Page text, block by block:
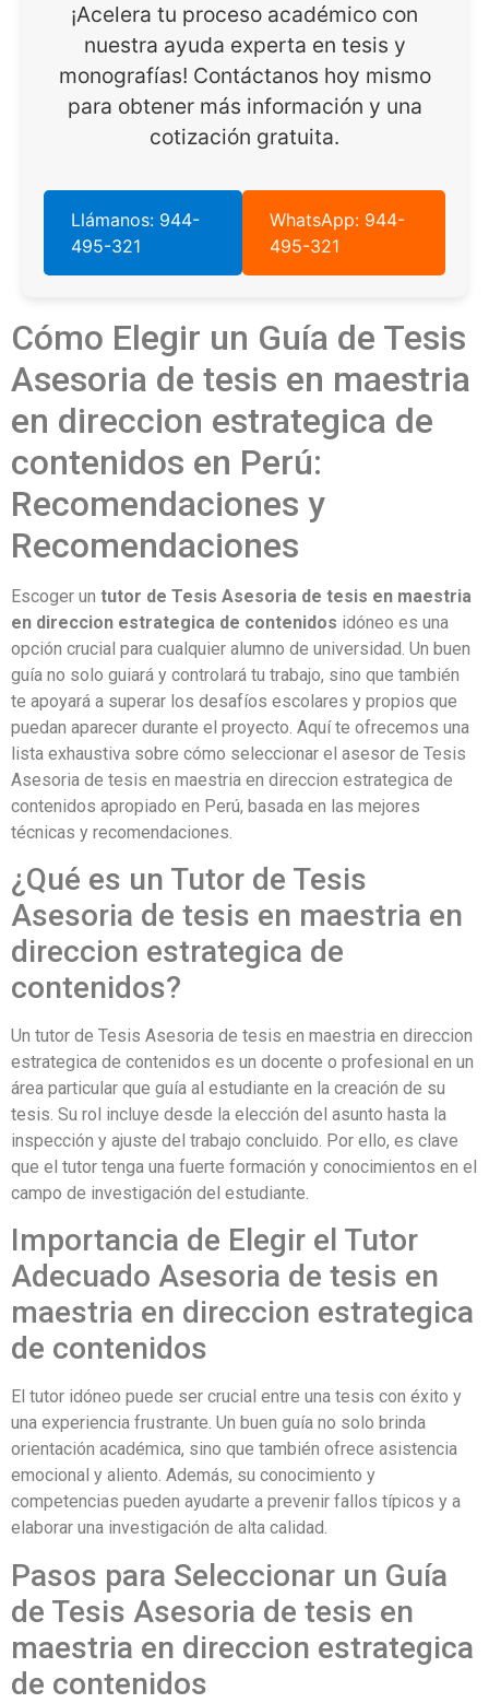
¡Acelera tu proceso académico con
nuestra ayuda experta en tesis y
monografías! Contáctanos hoy mismo
para obtener más información y una
cotización gratuita.
Llámanos: 944-
495-321
WhatsApp: 944-
495-321
Cómo Elegir un Guía de Tesis
Asesoria de tesis en maestria
en direccion estrategica de
contenidos en Perú:
Recomendaciones y
Recomendaciones
Escoger un tutor de Tesis Asesoria de tesis en maestria
en direccion estrategica de contenidos idóneo es una
opción crucial para cualquier alumno de universidad. Un buen
guía no solo guiará y controlará tu trabajo, sino que también
te apoyará a superar los desafíos escolares y propios que
puedan aparecer durante el proyecto. Aquí te ofrecemos una
lista exhaustiva sobre cómo seleccionar el asesor de Tesis
Asesoria de tesis en maestria en direccion estrategica de
contenidos apropiado en Perú, basada en las mejores
técnicas y recomendaciones.
¿Qué es un Tutor de Tesis
Asesoria de tesis en maestria en
direccion estrategica de
contenidos?
Un tutor de Tesis Asesoria de tesis en maestria en direccion
estrategica de contenidos es un docente o profesional en un
área particular que guía al estudiante en la creación de su
tesis. Su rol incluye desde la elección del asunto hasta la
inspección y ajuste del trabajo concluido. Por ello, es clave
que el tutor tenga una fuerte formación y conocimientos en el
campo de investigación del estudiante.
Importancia de Elegir el Tutor
Adecuado Asesoria de tesis en
maestria en direccion estrategica
de contenidos
El tutor idóneo puede ser crucial entre una tesis con éxito y
una experiencia frustrante. Un buen guía no solo brinda
orientación académica, sino que también ofrece asistencia
emocional y aliento. Además, su conocimiento y
competencias pueden ayudarte a prevenir fallos típicos y a
elaborar una investigación de alta calidad.
Pasos para Seleccionar un Guía
de Tesis Asesoria de tesis en
maestria en direccion estrategica
de contenidos